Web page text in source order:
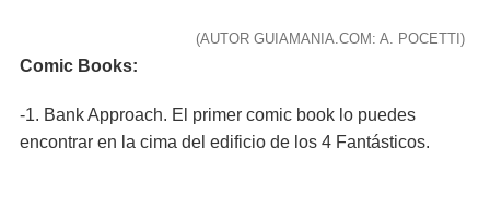
(AUTOR GUIAMANIA.COM: A. POCETTI)
Comic Books:
-1. Bank Approach. El primer comic book lo puedes
encontrar en la cima del edificio de los 4 Fantásticos.